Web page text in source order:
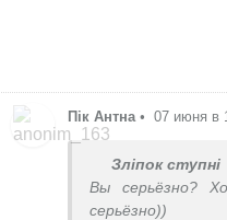
Як порахує вам
масла , а можна
програма може
Яєшню чи омлет
смажили чи
кефір?
Пік Антна • 07 июня в
Зліпок ступні
Вы серьёзно?
серьёзно))